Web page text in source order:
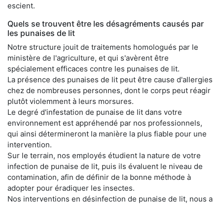
escient.
Quels se trouvent être les désagréments causés par
les punaises de lit
Notre structure jouit de traitements homologués par le
ministère de l'agriculture, et qui s'avèrent être
spécialement efficaces contre les punaises de lit.
La présence des punaises de lit peut être cause d'allergies
chez de nombreuses personnes, dont le corps peut réagir
plutôt violemment à leurs morsures.
Le degré d'infestation de punaise de lit dans votre
environnement est appréhendé par nos professionnels,
qui ainsi détermineront la manière la plus fiable pour une
intervention.
Sur le terrain, nos employés étudient la nature de votre
infection de punaise de lit, puis ils évaluent le niveau de
contamination, afin de définir de la bonne méthode à
adopter pour éradiquer les insectes.
Nos interventions en désinfection de punaise de lit, nous a